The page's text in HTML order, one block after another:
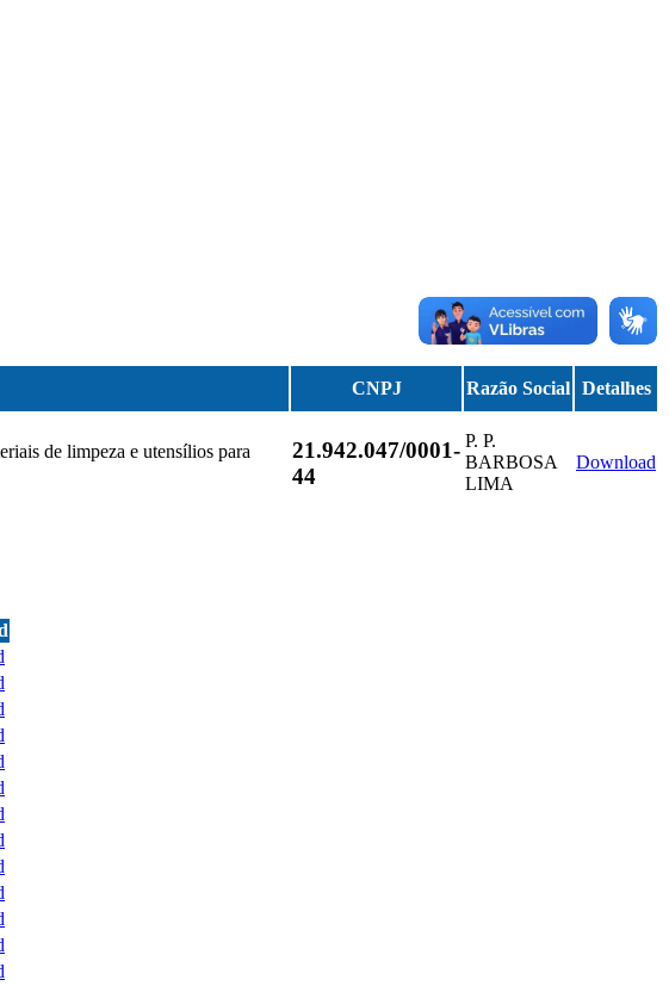
CNPJ Razão Social Detalhes
de limpeza e utensílios para
21.942.047/0001-
44
P. P.
BARBOSA
LIMA
Download